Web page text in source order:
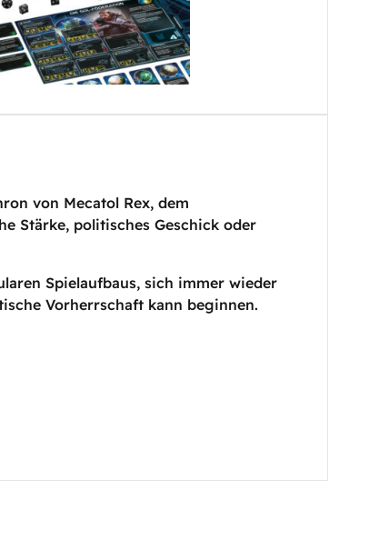
von Mecatol Rex, dem
Stärke, politisches Geschick oder
Spielaufbaus, sich immer wieder
Vorherrschaft kann beginnen.